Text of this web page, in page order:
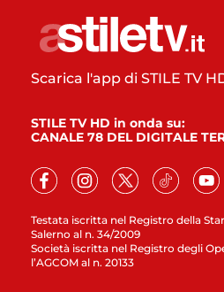
Testata iscritta nel Registro della
Salerno al n. 34/2009
Società iscritta nel Registro degli
l’AGCOM al n. 20133
Scarica l'app di STILE TV
STILE TV HD in onda su:
CANALE 78 DEL DIGITALE